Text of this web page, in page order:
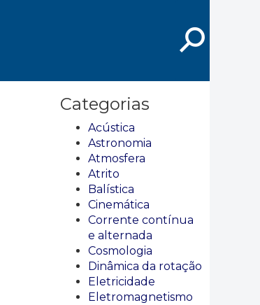
⚲
Categorias
Acústica
Astronomia
Atmosfera
Atrito
Balística
Cinemática
Corrente contínua
e alternada
Cosmologia
Dinâmica da rotação
Eletricidade
Eletromagnetismo